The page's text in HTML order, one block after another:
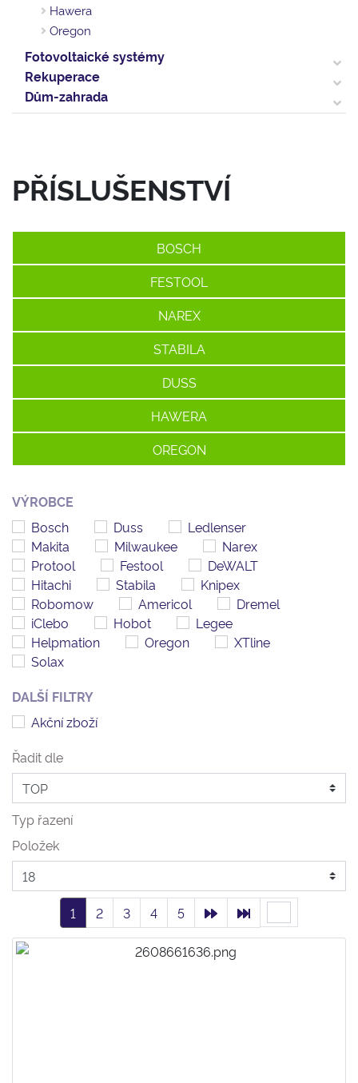
Hawera
Oregon
Fotovoltaické systémy
Rekuperace
Dům-zahrada
PŘÍSLUŠENSTVÍ
BOSCH
FESTOOL
NAREX
STABILA
DUSS
HAWERA
OREGON
VÝROBCE
Bosch
Duss
Ledlenser
Makita
Milwaukee
Narex
Protool
Festool
DeWALT
Hitachi
Stabila
Knipex
Robomow
Americol
Dremel
iClebo
Hobot
Legee
Helpmation
Oregon
XTline
Solax
DALŠÍ FILTRY
Akční zboží
Řadit dle
Typ řazení
Položek
1 2 3 4 5